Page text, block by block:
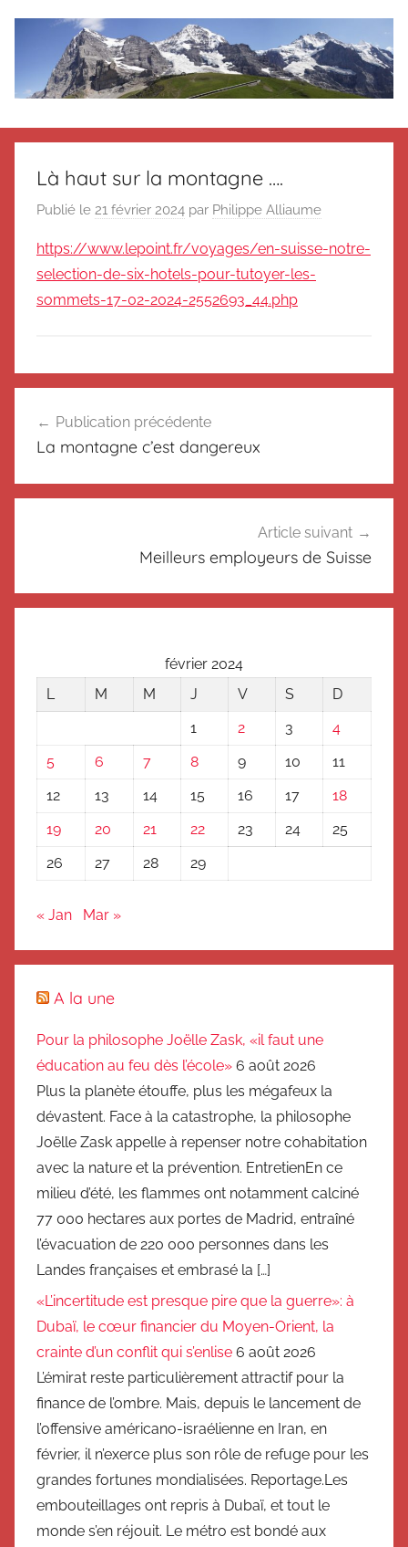
Le
blog
de
Suisse
Magazine
Suisse
Suisse
Là haut sur la montagne ….
Publié le 21 février 2024 par Philippe Alliaume
https://www.lepoint.fr/voyages/en-suisse-notre-
selection-de-six-hotels-pour-tutoyer-les-
sommets-17-02-2024-2552693_44.php
N
c
l
de
Publication précédente
La montagne c’est dangereux
Article suivant
Meilleurs employeurs de Suisse
février 2024
L
M M J V S
D
1
2 3
4
5
6 7 8 9 10
11
12
13 14 15 16 17
18
19
20 21 22 23 24
25
26
27 28 29
« Jan Mar »
A la une
Pour la philosophe Joëlle Zask, «il faut une
éducation au feu dès l’école» 6 août 2026
Plus la planète étouffe, plus les mégafeux la
dévastent. Face à la catastrophe, la philosophe
Joëlle Zask appelle à repenser notre cohabitation
avec la nature et la prévention. EntretienEn ce
milieu d’été, les flammes ont notamment calciné
77 000 hectares aux portes de Madrid, entraîné
l’évacuation de 220 000 personnes dans les
Landes françaises et embrasé la […]
«L’incertitude est presque pire que la guerre»: à
Dubaï, le cœur financier du Moyen-Orient, la
crainte d’un conflit qui s’enlise 6 août 2026
L’émirat reste particulièrement attractif pour la
finance de l’ombre. Mais, depuis le lancement de
l’offensive américano-israélienne en Iran, en
février, il n’exerce plus son rôle de refuge pour les
grandes fortunes mondialisées. Reportage.Les
embouteillages ont repris à Dubaï, et tout le
monde s’en réjouit. Le métro est bondé aux